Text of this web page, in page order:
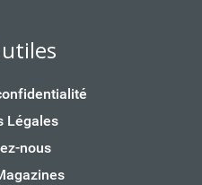
Légales
nous